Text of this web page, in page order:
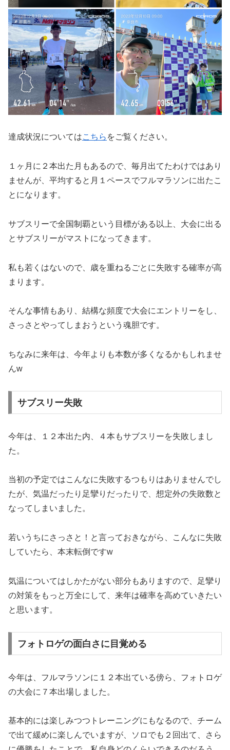
達成状況についてはこちら をご覧ください。
１ヶ月に２本出た月もあるので、毎月出てたわけではあり
ませんが、平均すると月１ペースでフルマラソンに出たこ
とになります。
サブスリーで全国制覇という目標がある以上、大会に出る
とサブスリーがマストになってきます。
私も若くはないので、歳を重ねるごとに失敗する確率が高
まります。
そんな事情もあり、結構な頻度で大会にエントリーをし、
さっさとやってしまおうという魂胆です。
ちなみに来年は、今年よりも本数が多くなるかもしれませ
んw
サブスリー失敗
今年は、１２本出た内、４本もサブスリーを失敗しまし
た。
当初の予定ではこんなに失敗するつもりはありませんでし
たが、気温だったり足攣りだったりで、想定外の失敗数と
なってしまいました。
若いうちにさっさと！と言っておきながら、こんなに失敗
していたら、本末転倒ですw
気温についてはしかたがない部分もありますので、足攣り
の対策をもっと万全にして、来年は確率を高めていきたい
と思います。
フォトロゲの面白さに目覚める
今年は、フルマラソンに１２本出ている傍ら、フォトロゲ
の大会に７本出場しました。
基本的には楽しみつつトレーニングにもなるので、チーム
で出て緩めに楽しんでいますが、ソロでも２回出て、さら